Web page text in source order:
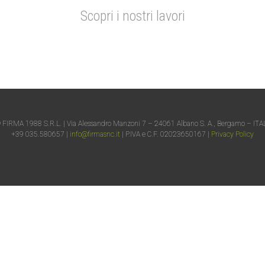
Scopri i nostri lavori
1988 S.R.L. | Via Alessandro Manzoni 7 – 24061 Albano S. A., Bergamo –
+39 035.580657 | info@firmasnc.it | P.IVA e C.F. 02023650167 | Privacy Policy